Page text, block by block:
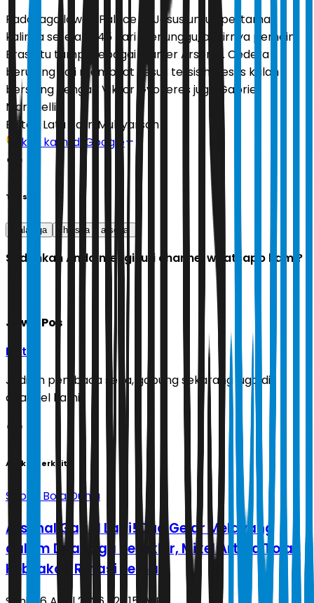
Pada laga lawan Palace ini Jesus untuk pertama
kalinya setelah 345 hari menunggu, akhirnya pemain
Brasil itu tampil sebagai starter Arsenal. Cedera
berulang kali membuat Jesus tersisih. Jesus kalah
bersaing dengan Viktor Gyokeres juga Gabriel
Martinelli.
Editor: Latu Ratri Mubyarsah
Ikuti kami di Google
Tags
piala liga chelsea arsenal
Sudahkah Anda mengikuti channel whatsapp kami?
Jawa Pos
Ikuti
Jadilah pembaca setia, gabung sekarang juga di
channel kami!
Artikel Terkait
Sepak Bola Dunia
Arsenal Gagal Lagi! Dua Gelar Melayang
dalam Dua Laga Terakhir, Mikel Arteta Tolak
Kebijakan Rotasi Pemain